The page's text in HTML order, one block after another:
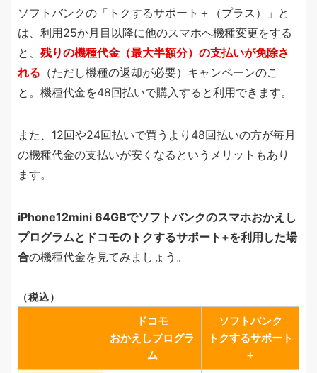
ソフトバンクの「トクするサポート＋（プラス）」と
は、利用25か月目以降に他のスマホへ機種変更をする
と、 残りの機種代金（最大半額分）の支払いが免除さ
れる （ただし機種の返却が必要）キャンペーンのこ
と。機種代金を48回払いで購入すると利用できます。
また、12回や24回払いで買うより48回払いの方が毎月
の機種代金の支払いが安くなるというメリットもあり
ます。
iPhone12mini 64GBでソフトバンクのスマホおかえし
プログラムとドコモのトクするサポート+を利用した場
合の機種代金を見てみましょう。
（税込）
ドコモ
おかえしプログラ
ム
ソフトバンク
トクするサポート
＋